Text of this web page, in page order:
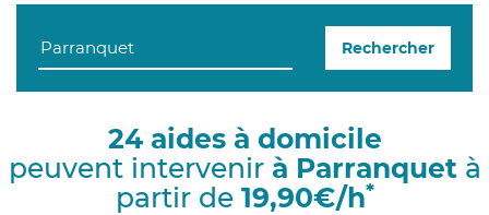
n
g
i
Rechercher
24 aides à domicile
peuvent intervenir à Parranquetà
partir de 19,90€/h*